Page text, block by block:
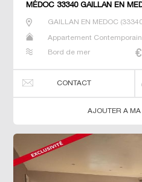
MÉDOC 33340 GAILLAN EN
GAILLAN EN MEDOC(
Appartement
Bord de mer
CONTACT
AJOUTER A MA